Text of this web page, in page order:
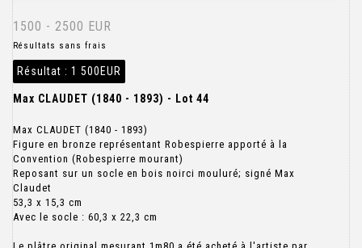
1500 - 2500 EUR
Résultats sans frais
Résultat : 1 500EUR
Max CLAUDET (1840 - 1893) - Lot 44
Max CLAUDET (1840 - 1893)
Figure en bronze représentant Robespierre apporté à la
Convention (Robespierre mourant)
Reposant sur un socle en bois noirci mouluré; signé Max
Claudet
53,3 x 15,3 cm
Avec le socle : 60,3 x 22,3 cm
Le plâtre original mesurant 1m80 a été acheté à l'artiste par